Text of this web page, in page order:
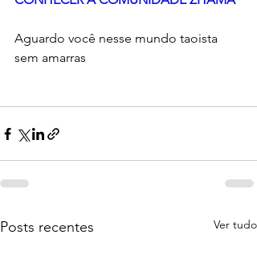
Aguardo você nesse mundo taoista
sem amarras
Posts recentes Ver tudo